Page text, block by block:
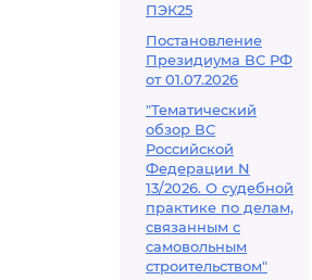
ПЭК25
Постановление
Президиума ВС РФ
от 01.07.2026
"Тематический
обзор ВС
Российской
Федерации N
13/2026. О судебной
практике по делам,
связанным с
самовольным
строительством"